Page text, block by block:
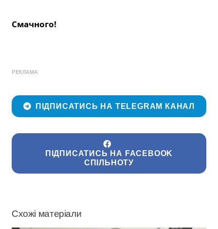
Смачного!
РЕКЛАМА
ПІДПИСАТИСЬ НА TELEGRAM КАНАЛ
ПІДПИСАТИСЬ НА FACEBOOK
СПІЛЬНОТУ
Схожі матеріали